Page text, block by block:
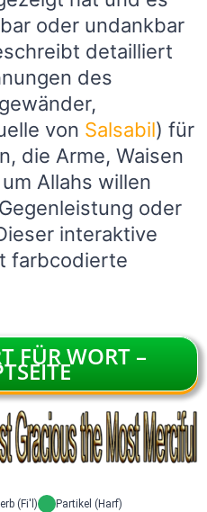
oder undankbar
detailliert
des
von Salsabil) für
die Arme, Waisen
Allahs willen
oder
interaktive
farbcodierte
FÜR WORT –
(Fi'l) Partikel (Harf)